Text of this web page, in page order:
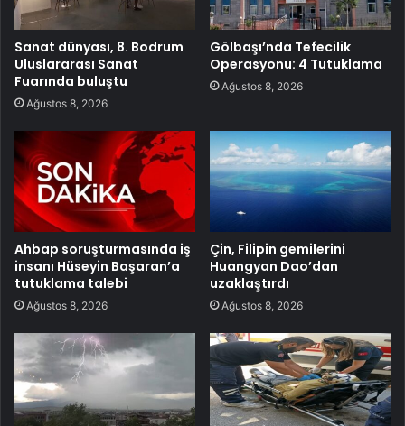
Sanat dünyası, 8. Bodrum
Uluslararası Sanat
Fuarında buluştu
Ağustos 8, 2026
Gölbaşı’nda Tefecilik
Operasyonu: 4 Tutuklama
Ağustos 8, 2026
Ahbap soruşturmasında iş
insanı Hüseyin Başaran’a
tutuklama talebi
Ağustos 8, 2026
Çin, Filipin gemilerini
Huangyan Dao’dan
uzaklaştırdı
Ağustos 8, 2026